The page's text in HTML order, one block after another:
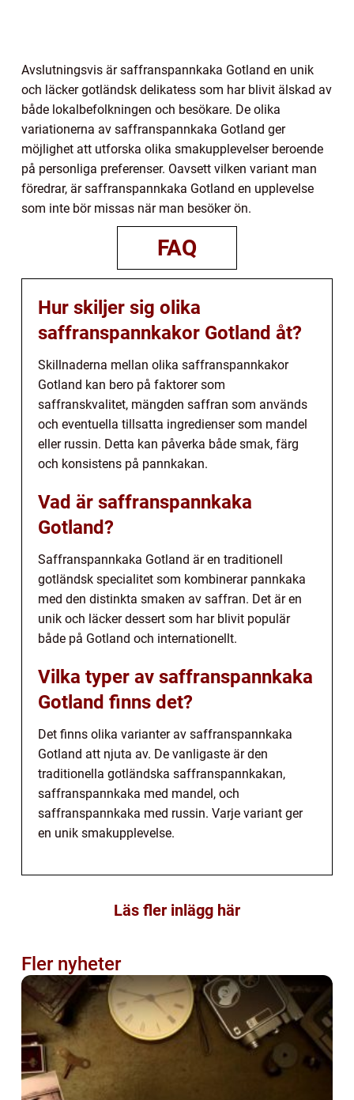
Avslutningsvis är saffranspannkaka Gotland en unik
och läcker gotländsk delikatess som har blivit älskad av
både lokalbefolkningen och besökare. De olika
variationerna av saffranspannkaka Gotland ger
möjlighet att utforska olika smakupplevelser beroende
på personliga preferenser. Oavsett vilken variant man
föredrar, är saffranspannkaka Gotland en upplevelse
som inte bör missas när man besöker ön.
FAQ
Hur skiljer sig olika
saffranspannkakor Gotland åt?
Skillnaderna mellan olika saffranspannkakor
Gotland kan bero på faktorer som
saffranskvalitet, mängden saffran som används
och eventuella tillsatta ingredienser som mandel
eller russin. Detta kan påverka både smak, färg
och konsistens på pannkakan.
Vad är saffranspannkaka
Gotland?
Saffranspannkaka Gotland är en traditionell
gotländsk specialitet som kombinerar pannkaka
med den distinkta smaken av saffran. Det är en
unik och läcker dessert som har blivit populär
både på Gotland och internationellt.
Vilka typer av saffranspannkaka
Gotland finns det?
Det finns olika varianter av saffranspannkaka
Gotland att njuta av. De vanligaste är den
traditionella gotländska saffranspannkakan,
saffranspannkaka med mandel, och
saffranspannkaka med russin. Varje variant ger
en unik smakupplevelse.
Läs fler inlägg här
Fler nyheter